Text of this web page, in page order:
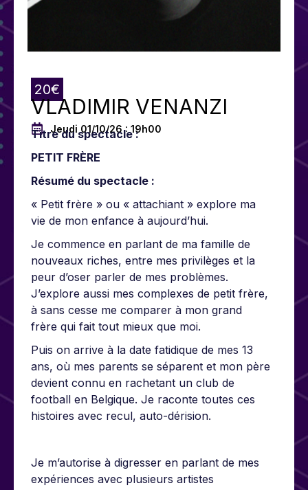
20€
VLADIMIR VENANZI
Jeudi 01/10/26 : 19h00
Titre du spectacle :
PETIT FRÈRE
Résumé du spectacle :
« Petit frère » ou « attachiant » explore ma
vie de mon enfance à aujourd’hui.
Je commence en parlant de ma famille de
nouveaux riches, entre mes privilèges et la
peur d’oser parler de mes problèmes.
J’explore aussi mes complexes de petit frère,
à sans cesse me comparer à mon grand
frère qui fait tout mieux que moi.
Puis on arrive à la date fatidique de mes 13
ans, où mes parents se séparent et mon père
devient connu en rachetant un club de
football en Belgique. Je raconte toutes ces
histoires avec recul, auto-dérision.
Je m’autorise à digresser en parlant de mes
expériences avec plusieurs artistes